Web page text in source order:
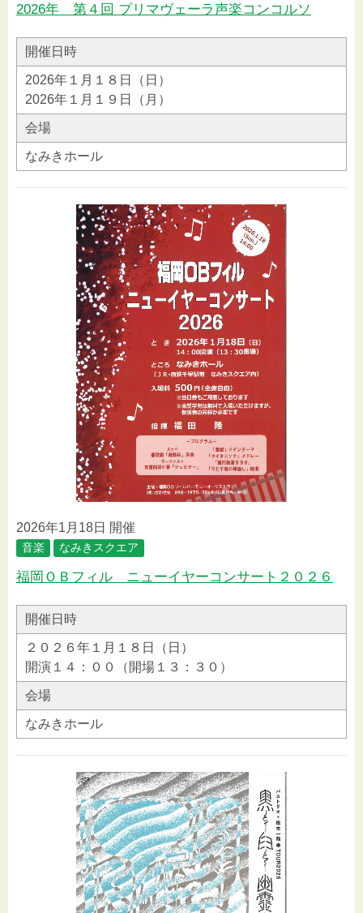
2026年 第４回 プリマヴェーラ声楽コンコルソ
開催日時
2026年１月１８日（日）
2026年１月１９日（月）
会場
なみきホール
2026年1月18日 開催
音楽 なみきスクエア
福岡ＯＢフィル ニューイヤーコンサート２０２６
開催日時
２０２６年１月１８日（日）
開演１４：００（開場１３：３０）
会場
なみきホール